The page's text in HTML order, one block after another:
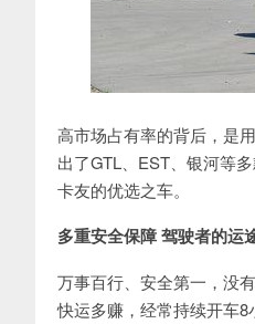
高市场占有率的背后，是
出了GTL、EST、银河等
卡友的优选之车。
多重安全保障 驾驶者的运
万事百行、安全第一，没
快运多赚，经常持续开车